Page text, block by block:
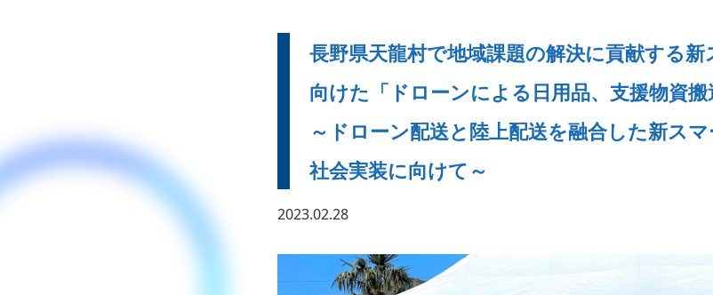
長野県天龍村で地域課題の解決に貢献する
向けた「ドローンによる日用品、支援物資
～ドローン配送と陸上配送を融合した新ス
社会実装に向けて～
2023.02.28